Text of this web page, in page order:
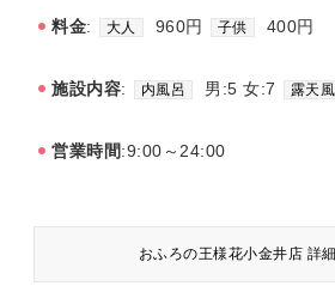
料金: 大人 960円 子供 400円
施設内容: 内風呂 男:5 女:7 露天
営業時間:9:00～24:00
おふろの王様花小金井店 詳